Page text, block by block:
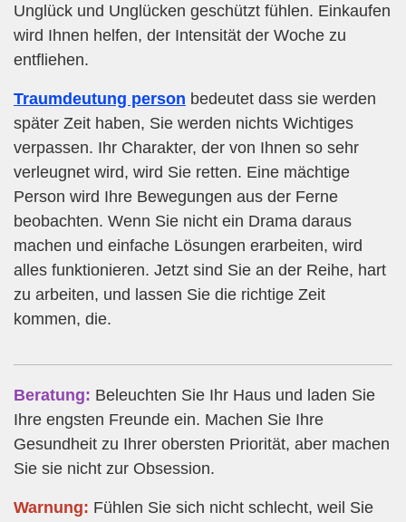
Unglück und Unglücken geschützt fühlen. Einkaufen
wird Ihnen helfen, der Intensität der Woche zu
entfliehen.
Traumdeutung person bedeutet dass sie werden
später Zeit haben, Sie werden nichts Wichtiges
verpassen. Ihr Charakter, der von Ihnen so sehr
verleugnet wird, wird Sie retten. Eine mächtige
Person wird Ihre Bewegungen aus der Ferne
beobachten. Wenn Sie nicht ein Drama daraus
machen und einfache Lösungen erarbeiten, wird
alles funktionieren. Jetzt sind Sie an der Reihe, hart
zu arbeiten, und lassen Sie die richtige Zeit
kommen, die.
Beratung: Beleuchten Sie Ihr Haus und laden Sie
Ihre engsten Freunde ein. Machen Sie Ihre
Gesundheit zu Ihrer obersten Priorität, aber machen
Sie sie nicht zur Obsession.
Warnung: Fühlen Sie sich nicht schlecht, weil Sie